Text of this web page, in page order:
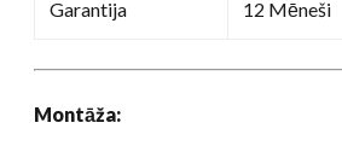
Garantija 12 Mēneši
Montāža: